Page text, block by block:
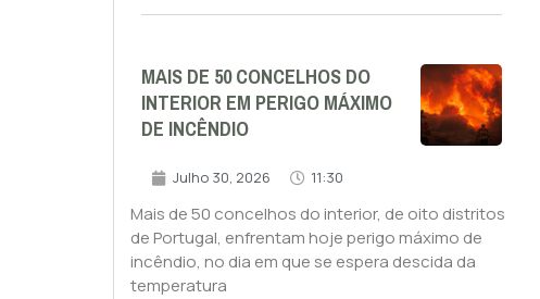
MAIS DE 50 CONCELHOS DO
INTERIOR EM PERIGO MÁXIMO
DE INCÊNDIO
Julho 30, 2026 11:30
Mais de 50 concelhos do interior, de oito distritos
de Portugal, enfrentam hoje perigo máximo de
incêndio, no dia em que se espera descida da
temperatura